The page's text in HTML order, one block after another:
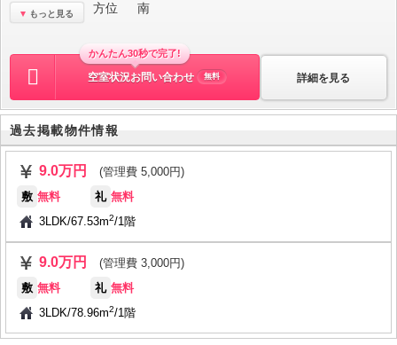
もっと見る 方位 南
詳細を見る
かんたん30秒で完了!
空室状況お問い合わせ 無料
過去掲載物件情報
9.0万円
(管理費 5,000円)
敷 無料 礼 無料
3LDK/67.53m2/1階
9.0万円
(管理費 3,000円)
敷 無料 礼 無料
3LDK/78.96m2/1階